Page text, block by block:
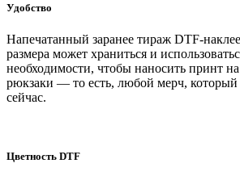
Удобство
Напечатанный заранее тираж DTF-
размера может храниться и
необходимости, чтобы наносить принт
рюкзаки — то есть, любой мерч,
сейчас.
Цветность DTF